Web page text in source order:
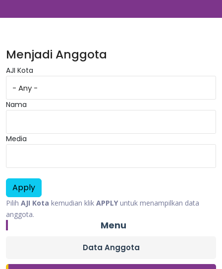
Menjadi Anggota
AJI Kota
Nama
Media
Pilih AJI Kota kemudian klik APPLYuntuk menampilkan data
anggota.
Menu
Data Anggota